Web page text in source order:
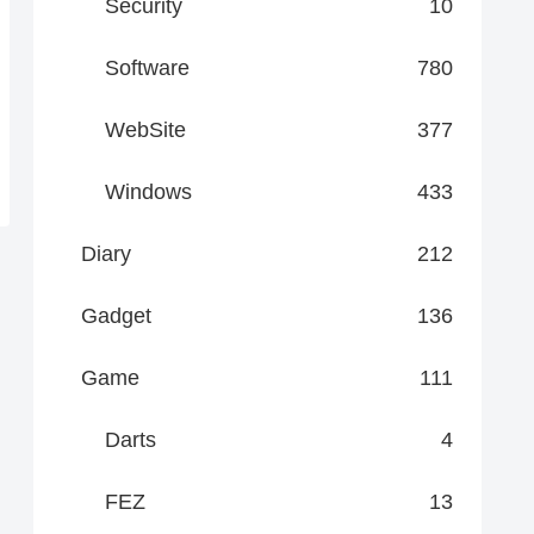
Security 10
Software 780
WebSite 377
Windows 433
Diary 212
Gadget 136
Game 111
Darts 4
FEZ 13